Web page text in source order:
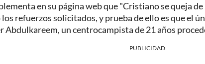
en su página web que "Cristiano se queja
refuerzos solicitados, y prueba de ello es que el
Abdulkareem, un centrocampista de 21 años
PUBLICIDAD